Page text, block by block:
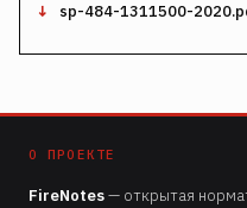
sp-484-1311500-
О ПРОЕКТЕ
FireNotes— открытая